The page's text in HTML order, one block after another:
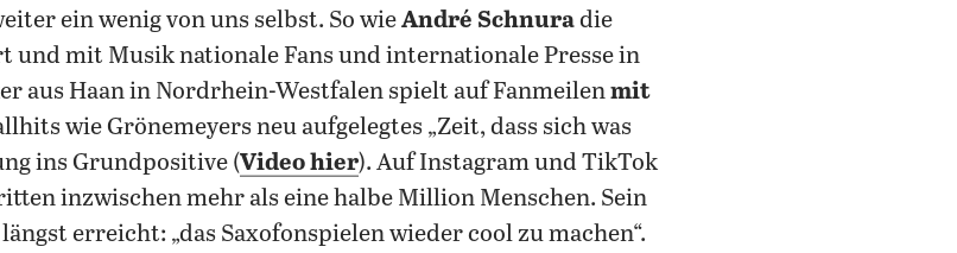
ein wenig von uns selbst. So wieAndré Schnuradie
und mit Musik nationale Fans und internationale Presse in
aus Haan in Nordrhein-Westfalen spielt auf Fanmeilenmit
wie Grönemeyers neu aufgelegtes „Zeit, dass sich was
ins Grundpositive (Video hier). Auf Instagram und TikTok
inzwischen mehr als eine halbe Million Menschen. Sein
erreicht: „das Saxofonspielen wieder cool zu machen“.